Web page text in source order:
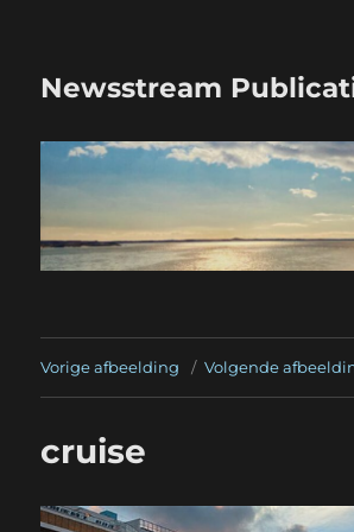
Newsstream
Vorige afbeelding Volgende
cruise